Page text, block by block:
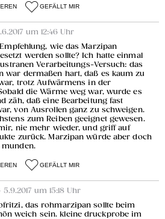
GEFÄLLT MIR
um 12:46 Uhr
wie das Marzipan
werden sollte? Ich hatte einmal
Verarbeitungs-Versuch: das
war dermaßen hart, daß es kaum zu
trotz Aufwärmens in der
die Wärme weg war, wurde es
zäh, daß eine Bearbeitung fast
von Ausrollen ganz zu schweigen.
zum Reiben geeignet gewesen.
nie mehr wieder, und griff auf
zurück. Marzipan würde aber doch
GEFÄLLT MIR
um 15:18 Uhr
das rohmarzipan sollte beim
weich sein. kleine druckprobe im